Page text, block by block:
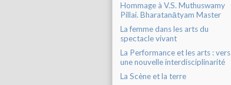
Hommage à V.S. Muthuswamy
Pillai. Bharatanātyam Master
La femme dans les arts du
spectacle vivant
La Performance et les arts : vers
une nouvelle interdisciplinarité
La Scène et la terre